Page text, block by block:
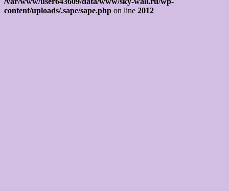
content/uploads/.sape/sape.php on line 2012